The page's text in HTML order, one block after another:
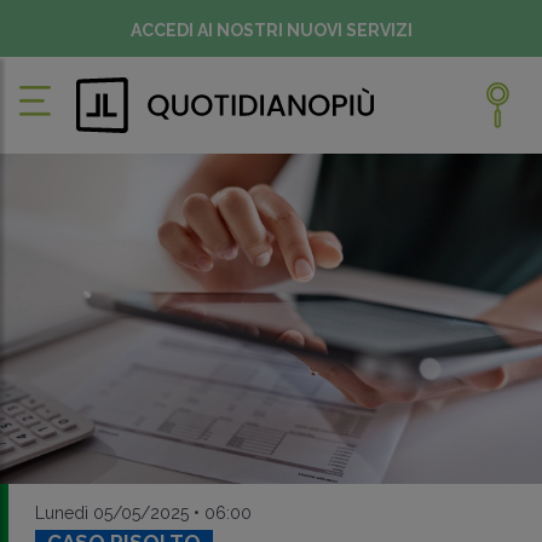
ACCEDI AI NOSTRI NUOVI SERVIZI
Lunedì 05/05/2025 • 06:00